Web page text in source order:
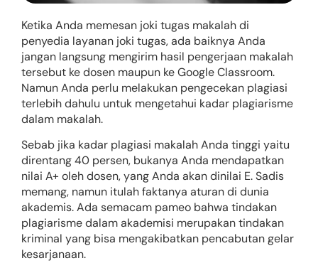
Ketika Anda memesan joki tugas makalah di
penyedia layanan joki tugas, ada baiknya Anda
jangan langsung mengirim hasil pengerjaan makalah
tersebut ke dosen maupun ke Google Classroom.
Namun Anda perlu melakukan pengecekan plagiasi
terlebih dahulu untuk mengetahui kadar plagiarisme
dalam makalah.
Sebab jika kadar plagiasi makalah Anda tinggi yaitu
direntang 40 persen, bukanya Anda mendapatkan
nilai A+ oleh dosen, yang Anda akan dinilai E. Sadis
memang, namun itulah faktanya aturan di dunia
akademis. Ada semacam pameo bahwa tindakan
plagiarisme dalam akademisi merupakan tindakan
kriminal yang bisa mengakibatkan pencabutan gelar
kesarjanaan.